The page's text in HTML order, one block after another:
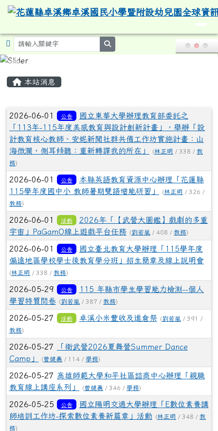
跳至主內容區
花蓮縣卓溪鄉卓溪國民小學暨附設
導覽列
本站消息
文章列表
2026-06-01 公告
國立東華大學辦理教育部委託之
「113年-115年度美感教育與設計創新計畫」，舉辦「設
計教育核心教師、安妮新聞社群共備工作坊實施計畫：山
海微瀾，側耳傾聽：重新轉譯我的所在」
(林正明 / 338 / 教
務)
2026-06-01 公告
本縣英語教育資源中心辦理「花蓮縣
115學年度國中小 教師暑期雙語增能研習」
(林正明 / 326 /
教務)
2026-06-01 活動
2026年「【武營大圖鑑】戲劇的多重
宇宙」PaGamO線上遊戲平台任務 (劉若嵐 / 408 / 教務)
2026-06-01 公告
國立臺北教育大學辦理「115學年度
偏遠地區學校學士後教育學分班」招生簡章及線上說明會
(林正明 / 338 / 教務)
2026-05-29 公告
115 年縣市學生學習能力檢測--個人
學習特質問卷 (劉若嵐 / 387 / 教務)
2026-05-27 活動 卓溪小米豐收及進倉祭 (劉若嵐 / 391 /
教務)
2026-05-27
「衛武營2026夏舞營Summer Dance
Camp」
(曾健義 / 114 / 學務)
2026-05-27 高雄師範大學和平社區諮商中心辦理「親職
教育線上講座系列」
(曾健義 / 346 / 學務)
2026-05-25 公告
國立陽明交通大學辦理「E數位素養講
師培訓工作坊-探索數位素養新篇章」活動
(林正明 / 348 / 教
務)